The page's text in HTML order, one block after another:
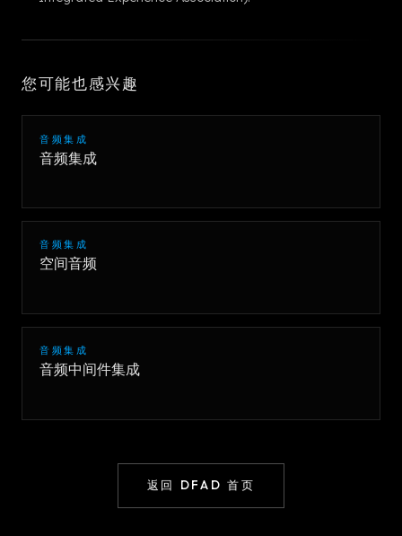
您可能也感兴趣
音频集成
音频集成
音频集成
空间音频
音频集成
音频中间件集成
返回 DFAD 首页